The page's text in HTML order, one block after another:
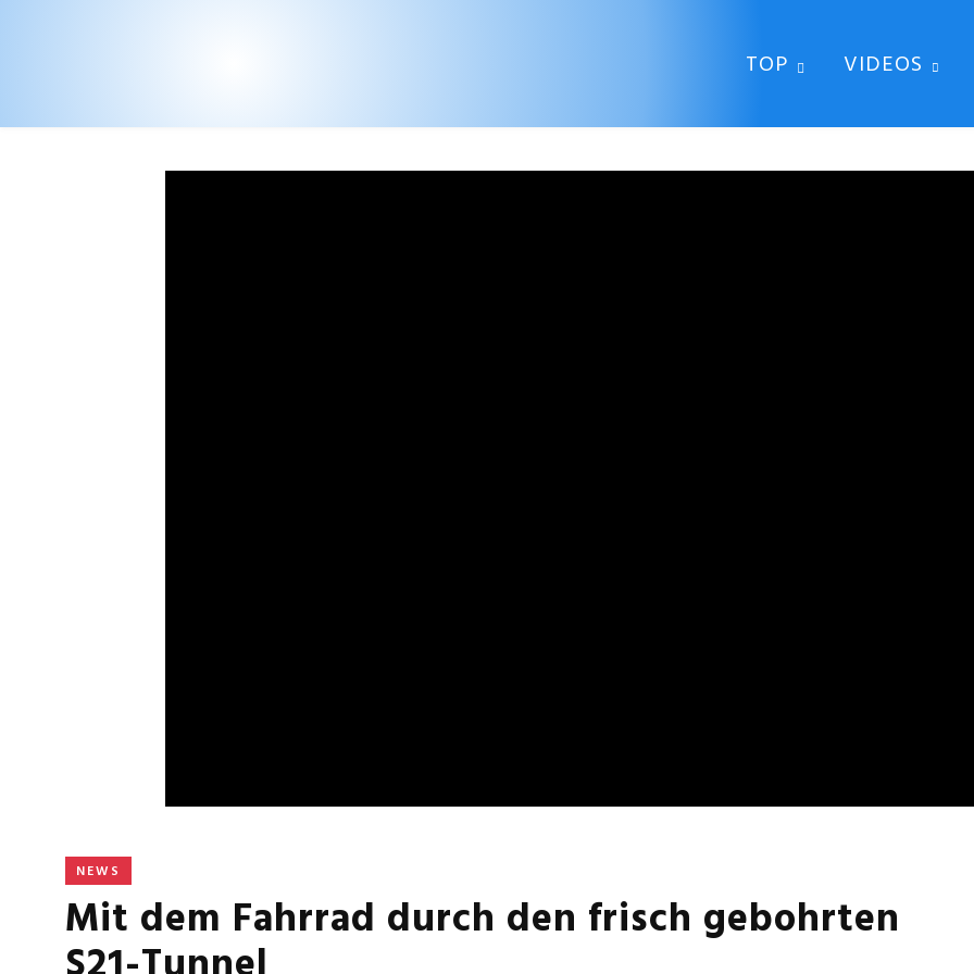
TOP VIDEOS
NEWS
Mit dem Fahrrad durch den frisch gebohrten